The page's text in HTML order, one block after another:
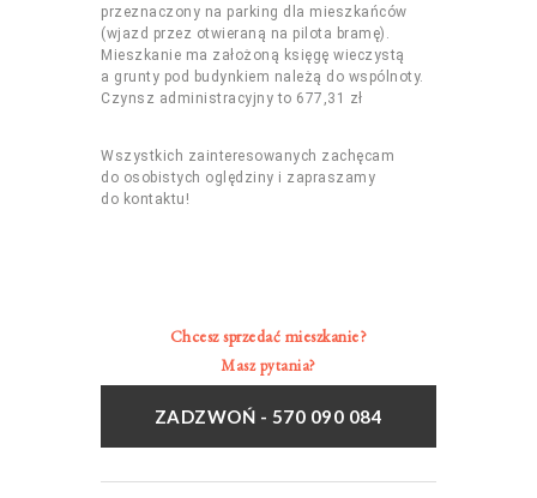
przeznaczony na parking dla mieszkańców
(wjazd przez otwieraną na pilota bramę).
Mieszkanie ma założoną księgę wieczystą
a grunty pod budynkiem należą do wspólnoty.
Czynsz administracyjny to 677,31 zł
Wszystkich zainteresowanych zachęcam
do osobistych oględziny i zapraszamy
do kontaktu!
Chcesz sprzedać mieszkanie?
Masz pytania?
ZADZWOŃ - 570 090 084